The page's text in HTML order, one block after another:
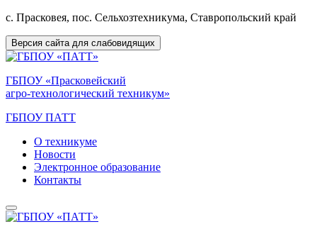
с. Прасковея, пос. Сельхозтехникума, Ставропольский край
Версия сайта для слабовидящих
ГБПОУ «Прасковейский
агро-технологический техникум»
ГБПОУ ПАТТ
О техникуме
Новости
Электронное образование
Контакты